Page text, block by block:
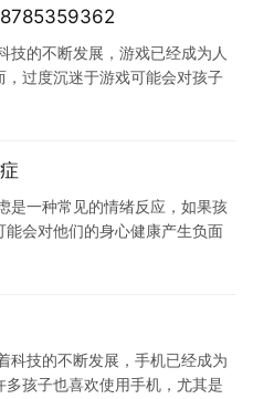
8785359362
技的不断发展，游戏已经成为人
过度沉迷于游戏可能会对孩子
是一种常见的情绪反应，如果孩
会对他们的身心健康产生负面
科技的不断发展，手机已经成为
孩子也喜欢使用手机，尤其是